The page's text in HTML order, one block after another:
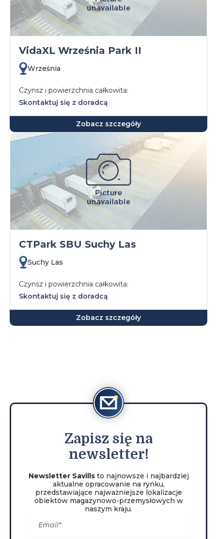
VidaXL Września Park II
Września
Czynsz i powierzchnia całkowita:
Skontaktuj się z doradcą
Zobacz szczegóły
CTPark SBU Suchy Las
Suchy Las
Czynsz i powierzchnia całkowita:
Skontaktuj się z doradcą
Zobacz szczegóły
Zapisz się na
newsletter!
Newsletter Savillsto najnowsze i najbardziej
aktualne opracowanie na rynku,
przedstawiające najważniejsze lokalizacje
obiektów magazynowo-przemysłowych w
naszym kraju.